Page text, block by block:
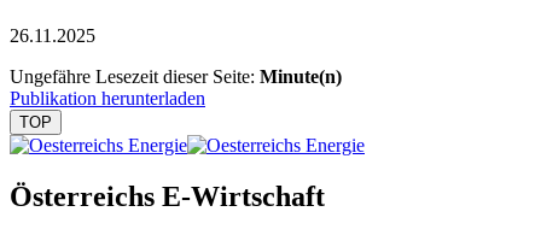
26.11.2025
Ungefähre Lesezeit dieser Seite: Minute(n)
Publikation herunterladen
TOP
Österreichs E-Wirtschaft